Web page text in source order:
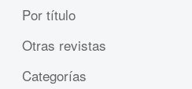
Por título
Otras revistas
Categorías